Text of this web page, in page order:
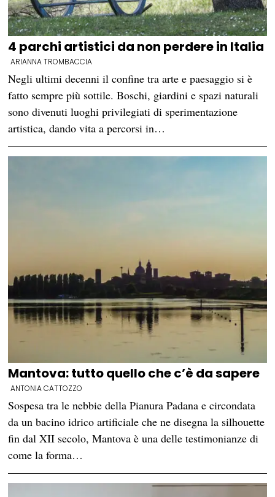
4 parchi artistici da non perdere in Italia
ARIANNA TROMBACCIA
Negli ultimi decenni il confine tra arte e paesaggio si è
fatto sempre più sottile. Boschi, giardini e spazi naturali
sono divenuti luoghi privilegiati di sperimentazione
artistica, dando vita a percorsi in…
Mantova: tutto quello che c’è da sapere
ANTONIA CATTOZZO
Sospesa tra le nebbie della Pianura Padana e circondata
da un bacino idrico artificiale che ne disegna la silhouette
fin dal XII secolo, Mantova è una delle testimonianze di
come la forma…